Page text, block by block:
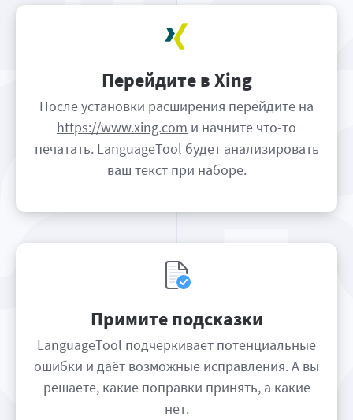
Перейдите в Xing
После установки расширения перейдите на
https://www.xing.com и начните что-то
печатать. LanguageTool будет анализировать
ваш текст при наборе.
Примите подсказки
LanguageTool подчеркивает потенциальные
ошибки и даёт возможные исправления. А вы
решаете, какие поправки принять, а какие
нет.